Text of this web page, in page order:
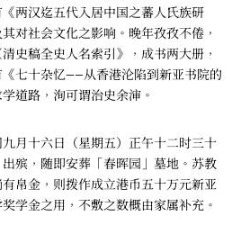
两汉迄五代入居中国之蕃人氏族研
对社会文化之影响。晚年孜孜不倦，
史稿全史人名索引》，成书两大册，
七十杂忆——从香港沦陷到新亚书院的
道路，洵可谓治史余渖。
月十六日（星期五）正午十二时三十
殡，随即安葬「春晖园」墓地。苏教
帛金，则拨作成立港币五十万元新亚
学金之用，不敷之数概由家属补充。